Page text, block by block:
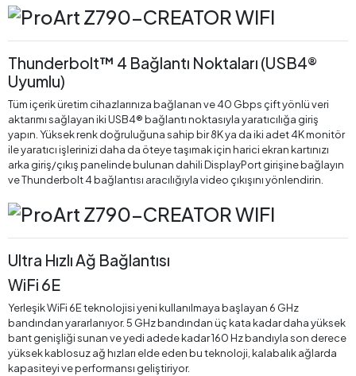
Thunderbolt™ 4 Bağlantı Noktaları (USB4®
Uyumlu)
Tüm içerik üretim cihazlarınıza bağlanan ve 40 Gbps çift yönlü veri
aktarımı sağlayan iki USB4® bağlantı noktasıyla yaratıcılığa giriş
yapın. Yüksek renk doğruluğuna sahip bir 8K ya da iki adet 4K monitör
ile yaratıcı işlerinizi daha da öteye taşımak için harici ekran kartınızı
arka giriş/çıkış panelinde bulunan dahili DisplayPort girişine bağlayın
ve Thunderbolt 4 bağlantısı aracılığıyla video çıkışını yönlendirin.
Ultra Hızlı Ağ Bağlantısı
WiFi 6E
Yerleşik WiFi 6E teknolojisi yeni kullanılmaya başlayan 6 GHz
bandından yararlanıyor. 5 GHz bandından üç kata kadar daha yüksek
bant genişliği sunan ve yedi adede kadar 160 Hz bandıyla son derece
yüksek kablosuz ağ hızları elde eden bu teknoloji, kalabalık ağlarda
kapasiteyi ve performansı geliştiriyor.